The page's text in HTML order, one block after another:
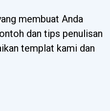
membuat Anda
dan tips penulisan
templat kami dan